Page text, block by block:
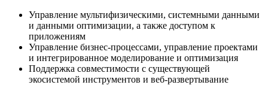
Управление мультифизическими, системными данными
и данными оптимизации, а также доступом к
приложениям
Управление бизнес-процессами, управление проектами
и интегрированное моделирование и оптимизация
Поддержка совместимости с существующей
экосистемой инструментов и веб-развертывание